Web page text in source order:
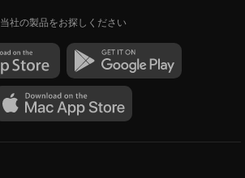
当社の製品をお探しください